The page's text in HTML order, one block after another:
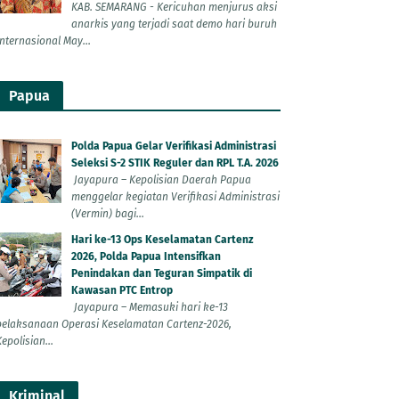
KAB. SEMARANG - Kericuhan menjurus aksi
anarkis yang terjadi saat demo hari buruh
May...
Papua
Polda Papua Gelar Verifikasi Administrasi
Seleksi S-2 STIK Reguler dan RPL T.A. 2026
Jayapura – Kepolisian Daerah Papua
menggelar kegiatan Verifikasi Administrasi
(Vermin) bagi...
Hari ke-13 Ops Keselamatan Cartenz
2026, Polda Papua Intensifkan
Penindakan dan Teguran Simpatik di
Kawasan PTC Entrop
Jayapura – Memasuki hari ke-13
Operasi Keselamatan Cartenz-2026,